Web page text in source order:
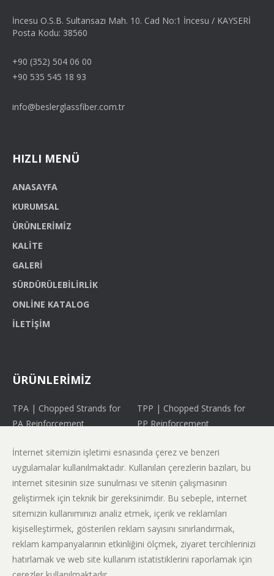
İncesu O.S.B. Sultansazı Mah. 10. Cad No:1 İncesu / KAYSERİ
Posta Kodu: 38560
+90 (352) 504 06 00
+90 535 545 18 93
info@beslerglassfiber.com.tr
HIZLI MENÜ
ANASAYFA
KURUMSAL
ÜRÜNLERIMIZ
KALITE
GALERI
SÜRDÜRÜLEBILIRLIK
ONLINE KATALOG
İLETIŞIM
ÜRÜNLERİMİZ
TPA | Chopped Strands for
PA Reinforcement
TPP | Chopped Strands for
PP Reinforcement
Filament Winding
Weaving Applications
PT | Direct Roving for
Pultrusion
LFT | Direct Roving for
Long Fiber Thermoplastic
Applications
SP | Assembled Roving for
Spray Up Applications
HL | Assembled Roving for
Head Liner Applications
CR | Assembled Roving for
İnternet sitemizin işletimi esnasında çerez ve benzeri
uygulamalar kullanılmaktadır. Kullanılan çerezlerin bazıları, bu
internet sitesinin size sunulması ve sitenin çalışmasının
geliştirmek için teknik bir gereksinimdir. Bu sebeple, internet
sitemizin kullanımınızı analiz etmek, içerik ve reklamları
kişiselleştirmek, gösterilen reklam sayısını sınırlandırmak,
reklam kampanyalarının etkinliğini ölçmek, ziyaret tercihlerinizi
hatırlamak ve web site kullanım istatistiklerini raporlamak için